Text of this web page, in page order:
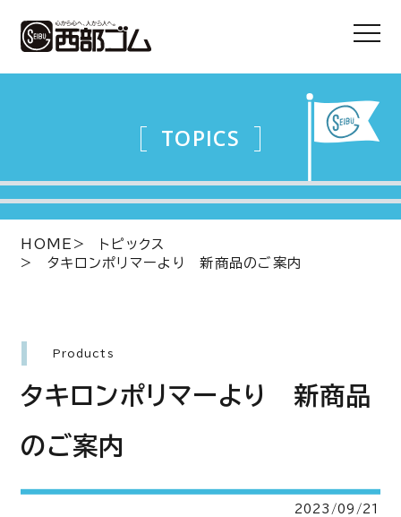
TOPICS
HOME
トピックス
タキロンポリマーより 新商品のご案内
Products
タキロンポリマーより 新商品
のご案内
2023/09/21